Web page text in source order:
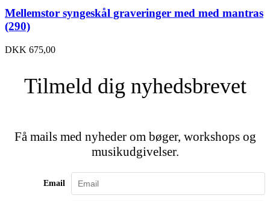
Mellemstor syngeskål graveringer med med mantras
(290)
DKK 675,00
Tilmeld dig nyhedsbrevet
Få mails med nyheder om bøger, workshops og
musikudgivelser.
Email